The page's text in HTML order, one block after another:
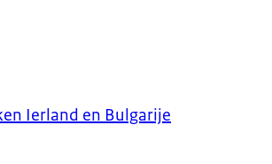
Ierland en Bulgarije